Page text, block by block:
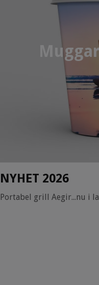
NYHET 2026
Portabel grill Aegir...nu i